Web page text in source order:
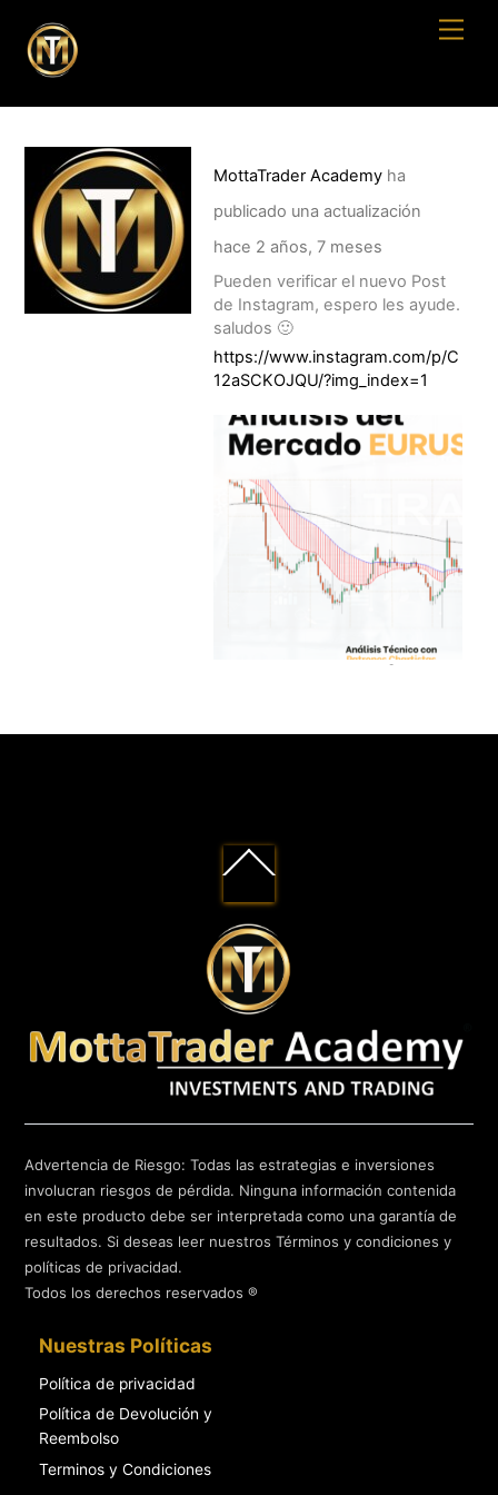
content
MottaTrader Academy ha
publicado una actualización
hace 2 años, 7 meses
Pueden verificar el nuevo Post
de Instagram, espero les ayude.
saludos 🙂
https://www.instagram.com/p/C
12aSCKOJQU/?img_index=1
3
To
Advertencia de Riesgo: Todas las estrategias e inversiones
involucran riesgos de pérdida. Ninguna información contenida
en este producto debe ser interpretada como una garantía de
resultados. Si deseas leer nuestros Términos y condiciones y
políticas de privacidad.
Todos los derechos reservados ®
Nuestras Políticas
Política de privacidad
Política de Devolución y
Reembolso
Terminos y Condiciones